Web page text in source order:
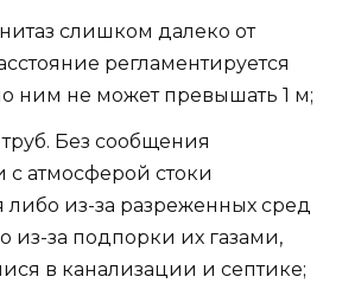
слишком далеко от
регламентируется
ним не может превышать 1 м;
Без сообщения
с атмосферой стоки
либо из-за разреженных сред
из-за подпорки их газами,
в канализации и септике;